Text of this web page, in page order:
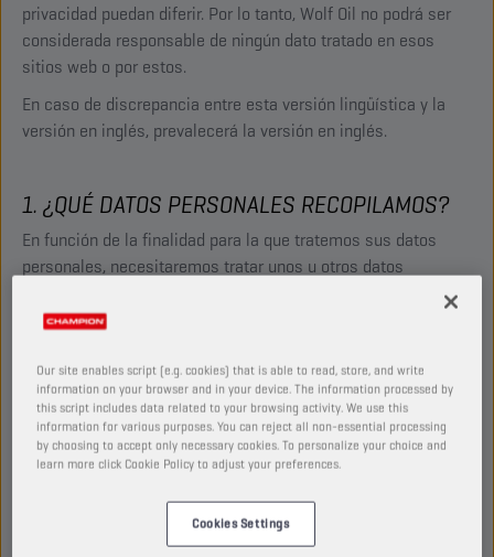
privacidad puedan diferir. Por lo tanto, Wolf Oil no podrá ser
considerada responsable de ningún dato tratado en esos
sitios web o por estos.
En caso de discrepancia entre esta versión lingüística y la
versión en inglés, prevalecerá la versión en inglés.
1. ¿QUÉ DATOS PERSONALES RECOPILAMOS?
En función de la finalidad para la que tratemos sus datos
personales, necesitaremos tratar unos u otros datos
personales que, por lo general y según cada caso, serán los
siguientes:
Datos de identificación relacionados con sus consultas
por ejemplo, nombre, apellidos, dirección de correo
electrónico, nombre de la empresa, país de ubicación u
otros datos.
nuestro boletín o a un evento (dirección de correo
Our site enables script (e.g. cookies) that is able to read, store, and write
information on your browser and in your device. The information processed by
this script includes data related to your browsing activity. We use this
information for various purposes. You can reject all non-essential processing
by choosing to accept only necessary cookies. To personalize your choice and
learn more click Cookie Policy to adjust your preferences.
Cookies Settings